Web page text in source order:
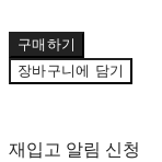
구매하기
장바구니에 담기
재입고 알림 신청